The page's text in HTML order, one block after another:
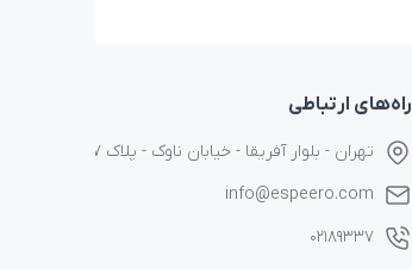
راه‌های ارتباطی
تهران - بلوار آفریقا - خیابان ناوک - پلاک ۱۷
info@espeero.com
۰۲۱۸۹۳۳۷